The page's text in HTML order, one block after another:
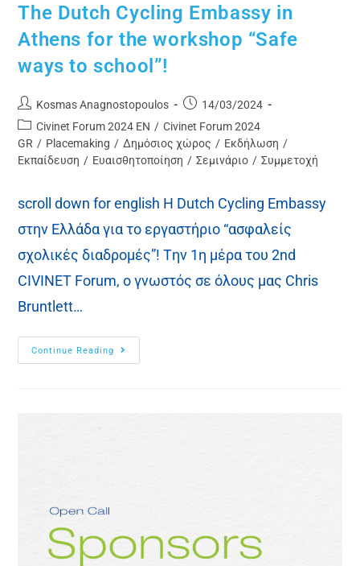
The Dutch Cycling Embassy in
Athens for the workshop “Safe
ways to school”!
Kosmas Anagnostopoulos
14/03/2024
Civinet Forum 2024 EN / Civinet Forum 2024
GR / Placemaking / Δημόσιος χώρος / Εκδήλωση /
Εκπαίδευση / Ευαισθητοποίηση / Σεμινάριο / Συμμετοχή
scroll down for english H Dutch Cycling Embassy
στην Ελλάδα για το εργαστήριο “ασφαλείς
σχολικές διαδρομές”! Tην 1η μέρα του 2nd
CIVINET Forum, ο γνωστός σε όλους μας Chris
Bruntlett…
Continue Reading